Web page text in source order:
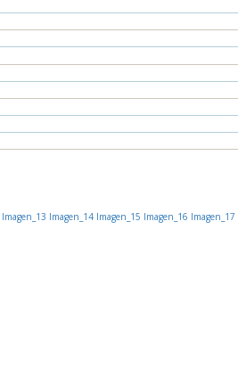
Imagen_13 Imagen_14 Imagen_15 Imagen_16 Imagen_17